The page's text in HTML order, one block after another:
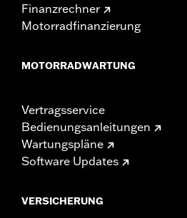
Finanzrechner
Motorradfinanzierung
MOTORRADWARTUNG
Vertragsservice
Bedienungsanleitungen
Wartungspläne
Software Updates
VERSICHERUNG